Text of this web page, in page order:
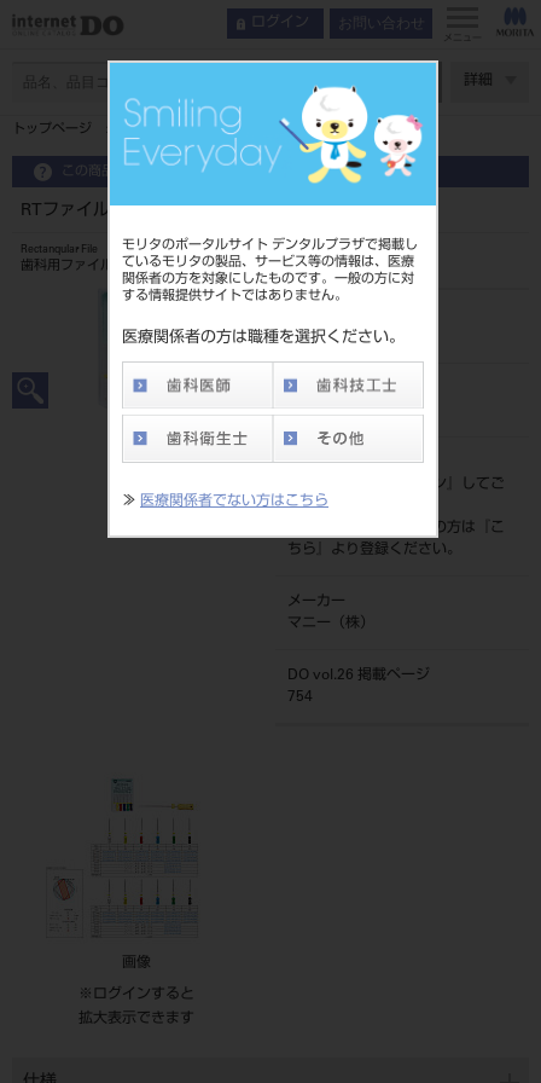
モリタのポータルサイト デンタルプラザで掲載し
ているモリタの製品、サービス等の情報は、医療
関係者の方を対象にしたものです。一般の方に対
する情報提供サイトではありません。
医療関係者の方は職種を選択ください。
≫ 医療関係者でない方はこちら
ログイン お問い合わせ
メニュー
詳細
トップページ RTファイル 21mm 6入 ＃45－80
この商品に関するお問い合わせ
RTファイル 21mm 6入 ＃45－80
Rectanqular File
歯科用ファイル
20239040245-80
JAN/EANコード
標準価格
ログイン
』してご
覧ください。
ネット会員登録がまだの方は『
こ
ちら
』より登録ください。
メーカー
マニー（株）
DO vol.26 掲載ページ
754
画像
※ログインすると
拡大表示できます